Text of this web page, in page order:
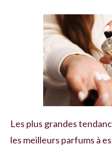
Les plus grandes
les meilleurs parfums à